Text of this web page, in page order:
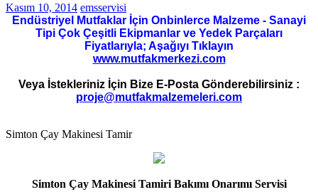
Kasım 10, 2014 emsservisi
Endüstriyel Mutfaklar İçin Onbinlerce Malzeme - Sanayi
Tipi Çok Çeşitli Ekipmanlar ve Yedek Parçaları
Fiyatlarıyla; Aşağıyı Tıklayın
www.mutfakmerkezi.com
Veya İstekleriniz İçin Bize E-Posta Gönderebilirsiniz :
proje@mutfakmalzemeleri.com
Simton Çay Makinesi Tamir
Simton Çay Makinesi Tamiri Bakımı Onarımı Servisi